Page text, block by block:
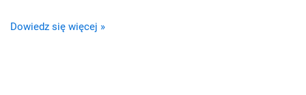
Dowiedz się więcej »